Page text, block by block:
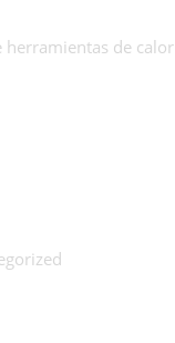
herramientas de calor